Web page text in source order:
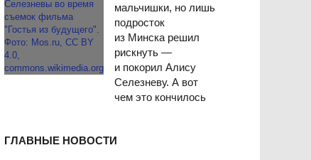
мальчишки, но лишь
подросток
из Минска решил
рискнуть —
и покорил Алису
Селезневу. А вот
чем это кончилось
ГЛАВНЫЕ НОВОСТИ